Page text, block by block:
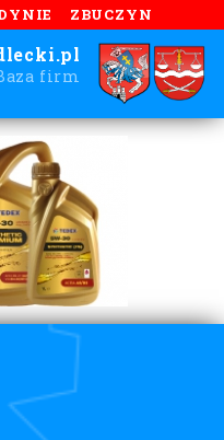
ZBUCZYN
firm